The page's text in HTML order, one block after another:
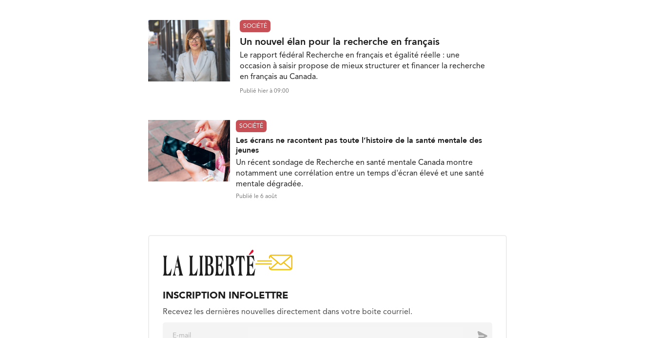
SOCIÉTÉ
Un nouvel élan pour la recherche en français
Le rapport fédéral Recherche en français et égalité réelle : une
occasion à saisir propose de mieux structurer et financer la recherche
en français au Canada.
Publié hier à 09:00
SOCIÉTÉ
Les écrans ne racontent pas toute l’histoire de la santé mentale des
jeunes
Un récent sondage de Recherche en santé mentale Canada montre
notamment une corrélation entre un temps d'écran élevé et une santé
mentale dégradée.
Publié le 6 août
INSCRIPTION INFOLETTRE
Recevez les dernières nouvelles directement dans votre boite courriel.
Envoyer